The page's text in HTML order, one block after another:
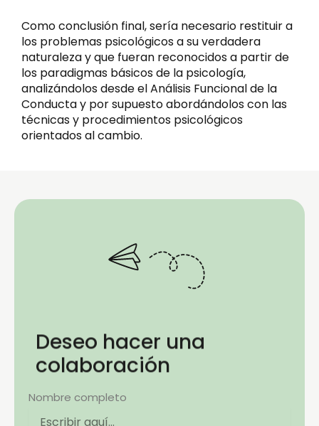
Como conclusión final, sería necesario restituir a
los problemas psicológicos a su verdadera
naturaleza y que fueran reconocidos a partir de
los paradigmas básicos de la psicología,
analizándolos desde el Análisis Funcional de la
Conducta y por supuesto abordándolos con las
técnicas y procedimientos psicológicos
orientados al cambio.
Deseo hacer una
colaboración
Nombre completo